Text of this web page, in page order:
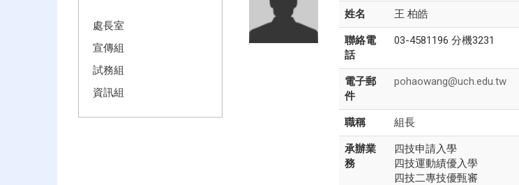
處長室
宣傳組
試務組
資訊組
姓名 王 柏皓
聯絡電
話
03-4581196 分機3231
電子郵
件
pohaowang@uch.edu.tw
職稱 組長
承辦業
務
四技申請入學
四技運動績優入學
四技二專技優甄審